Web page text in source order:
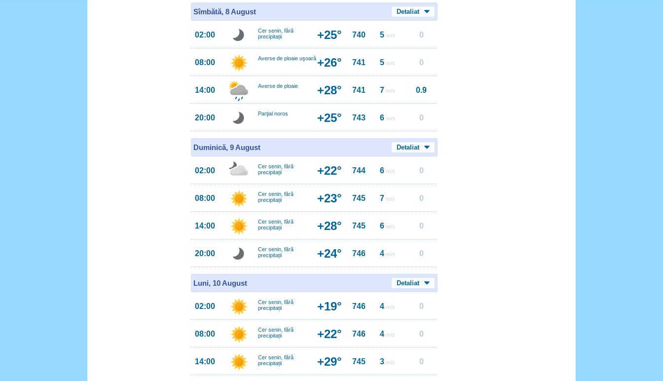
Sîmbătă, 8 August Detaliat
02:00
Cer senin, fără
precipitații
+25° 740 5 m/s 0
08:00 Averse de ploaie uşoară +26° 741 5 m/s 0
14:00 Averse de ploaie +28° 741 7 m/s 0.9
20:00 Parţial noros +25° 743 6 m/s 0
Duminică, 9 August Detaliat
02:00
Cer senin, fără
precipitații
+22° 744 6 m/s 0
08:00
Cer senin, fără
precipitații
+23° 745 7 m/s 0
14:00
Cer senin, fără
precipitații
+28° 745 6 m/s 0
20:00
Cer senin, fără
precipitații
+24° 746 4 m/s 0
Luni, 10 August Detaliat
02:00
Cer senin, fără
precipitații
+19° 746 4 m/s 0
08:00
Cer senin, fără
precipitații
+22° 746 4 m/s 0
14:00
Cer senin, fără
precipitații
+29° 745 3 m/s 0